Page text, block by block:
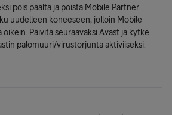
pois päältä ja poista Mobile Partner.
uudelleen koneeseen, jolloin Mobile
Päivitä seuraavaksi Avast ja kytke
palomuuri/virustorjunta aktiviiseksi.